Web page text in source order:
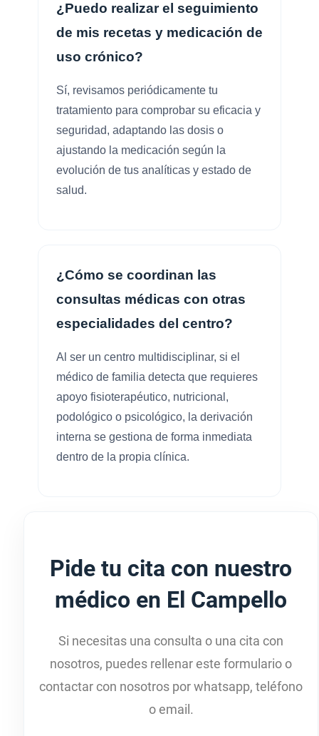
¿Puedo realizar el seguimiento
de mis recetas y medicación de
uso crónico?
Sí, revisamos periódicamente tu
tratamiento para comprobar su eficacia y
seguridad, adaptando las dosis o
ajustando la medicación según la
evolución de tus analíticas y estado de
salud.
¿Cómo se coordinan las
consultas médicas con otras
especialidades del centro?
Al ser un centro multidisciplinar, si el
médico de familia detecta que requieres
apoyo fisioterapéutico, nutricional,
podológico o psicológico, la derivación
interna se gestiona de forma inmediata
dentro de la propia clínica.
Pide tu cita con nuestro
médico en El Campello
Si necesitas una consulta o una cita con
nosotros, puedes rellenar este formulario o
contactar con nosotros por whatsapp, teléfono
o email.